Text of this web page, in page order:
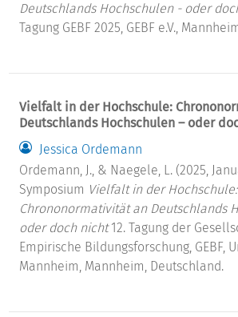
Deutschlands Hochschulen - oder
Tagung GEBF 2025, GEBF e.V.,
Vielfalt in der Hochschule:
Deutschlands Hochschulen – oder
Jessica Ordemann
Ordemann, J., & Naegele, L. (2025,
Symposium Vielfalt in der Hochschule:
Chrononormativität an Deutschlands
oder doch nicht12. Tagung der
Empirische Bildungsforschung, GEBF,
Mannheim, Mannheim, Deutschland.